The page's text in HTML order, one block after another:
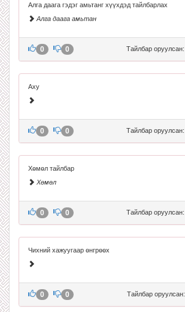
Алга даага гэдэг амьтанг хүүхдэд тайлбарлах
Алга даага амьтан
Тайлбар оруулсан:
0 0
Аху
Тайлбар оруулсан:
0 0
Хөмөл тайлбар
Хөмөл
Тайлбар оруулсан:
0 0
Чихний хажуугаар өнгрөөх
Тайлбар оруулсан:
0 0